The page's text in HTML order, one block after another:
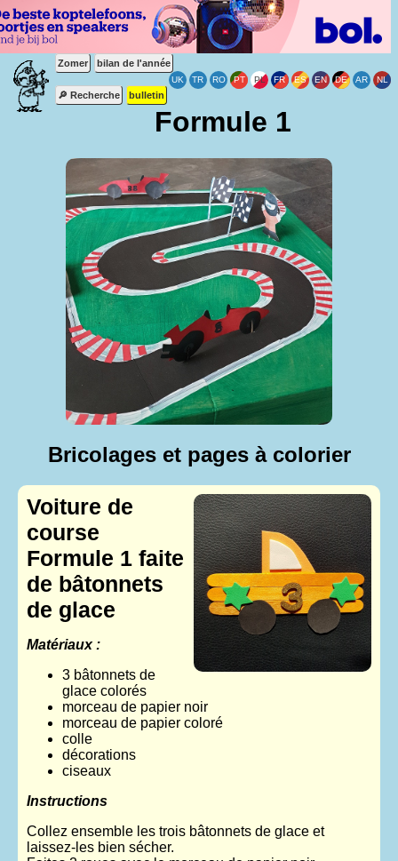
Zomer bilan de l'année
🔎 Recherche bulletin
Formule 1
Bricolages et pages à colorier
Voiture de
course
Formule 1 faite
de bâtonnets
de glace
Matériaux :
3 bâtonnets de
glace colorés
morceau de papier noir
morceau de papier coloré
colle
décorations
ciseaux
Instructions
Collez ensemble les trois bâtonnets de glace et
laissez-les bien sécher.